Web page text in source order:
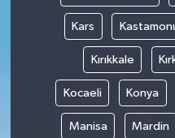
Kars
Kırıkkale
Kocaeli Konya
Manisa Mardin